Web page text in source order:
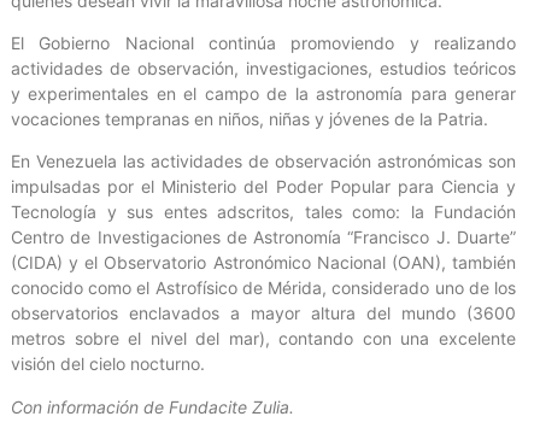
El Gobierno Nacional continúa promoviendo y realizando
actividades de observación, investigaciones, estudios teóricos
y experimentales en el campo de la astronomía para generar
vocaciones tempranas en niños, niñas y jóvenes de la Patria.
En Venezuela las actividades de observación astronómicas son
impulsadas por el Ministerio del Poder Popular para Ciencia y
Tecnología y sus entes adscritos, tales como: la Fundación
Centro de Investigaciones de Astronomía “Francisco J. Duarte”
(CIDA) y el Observatorio Astronómico Nacional (OAN), también
conocido como el Astrofísico de Mérida, considerado uno de los
observatorios enclavados a mayor altura del mundo (3600
metros sobre el nivel del mar), contando con una excelente
visión del cielo nocturno.
Con información de Fundacite Zulia.